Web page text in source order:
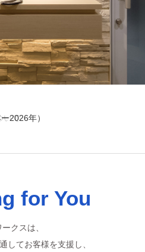
2026年）
for You
クスは、
してお客様を支援し、